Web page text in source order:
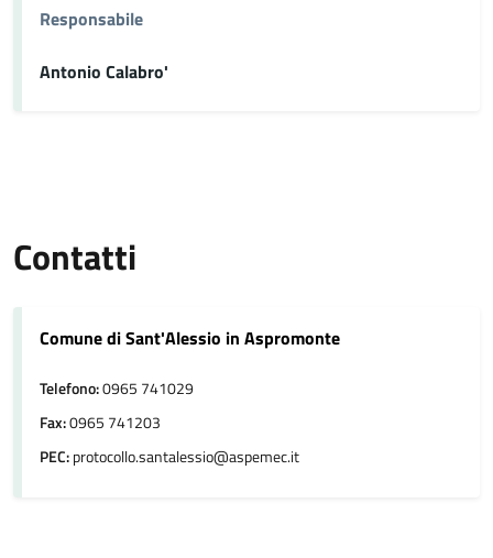
Responsabile
Antonio Calabro'
Contatti
Comune di Sant'Alessio in Aspromonte
Telefono:0965 741029
Fax:0965 741203
PEC:protocollo.santalessio@aspemec.it